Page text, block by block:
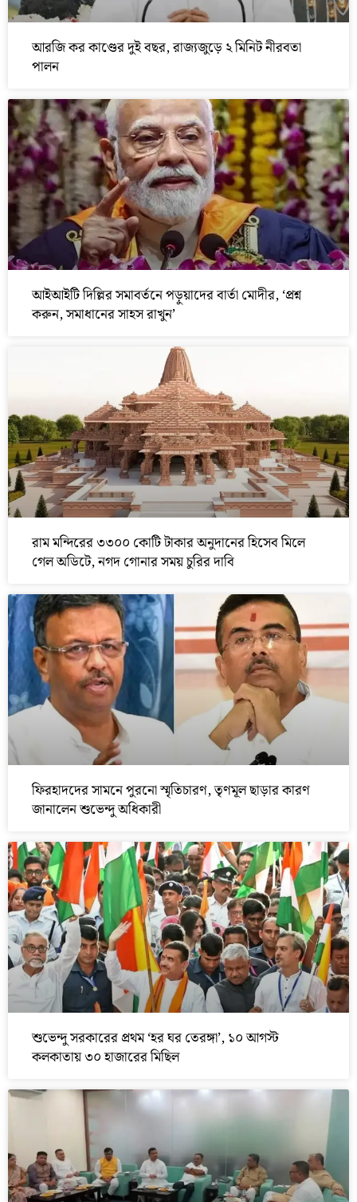
আরজি কর কাণ্ডের দুই বছর, রাজ্যজুড়ে ২ মিনিট নীরবতা
পালন
আইআইটি দিল্লির সমাবর্তনে পড়ুয়াদের বার্তা মোদীর, ‘প্রশ্ন
করুন, সমাধানের সাহস রাখুন’
রাম মন্দিরের ৩৩০০ কোটি টাকার অনুদানের হিসেব মিলে
গেল অডিটে, নগদ গোনার সময় চুরির দাবি
ফিরহাদদের সামনে পুরনো স্মৃতিচারণ, তৃণমূল ছাড়ার কারণ
জানালেন শুভেন্দু অধিকারী
শুভেন্দু সরকারের প্রথম ‘হর ঘর তেরঙ্গা’, ১০ আগস্ট
কলকাতায় ৩০ হাজারের মিছিল